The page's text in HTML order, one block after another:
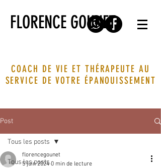
FLORENCE GOUNET
COACH DE VIE ET THÉRAPEUTE AU
SERVICE DE VOTRE ÉPANOUISSEMENT
Post
Tous les posts
Tous les posts
florencegounet
5 juin 2024 0 min de lecture